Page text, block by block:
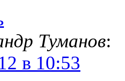
Туманов:
в 10:53